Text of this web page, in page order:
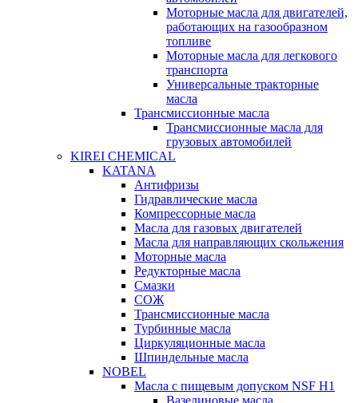
Моторные масла для двигателей,
работающих на газообразном
топливе
Моторные масла для легкового
транспорта
Универсальные тракторные
масла
Трансмиссионные масла
Трансмиссионные масла для
грузовых автомобилей
KIREI CHEMICAL
KATANA
Антифризы
Гидравлические масла
Компрессорные масла
Масла для газовых двигателей
Масла для направляющих скольжения
Моторные масла
Редукторные масла
Смазки
СОЖ
Трансмиссионные масла
Турбинные масла
Циркуляционные масла
Шпиндельные масла
NOBEL
Масла с пищевым допуском NSF H1
Вазелиновые масла